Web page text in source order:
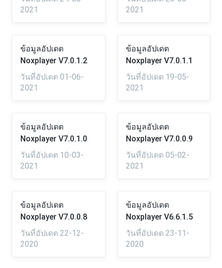
2021
2021
ข้อมูลอัปเดต
Noxplayer V7.0.1.2
วันที่อัปเดต 01-06-
2021
ข้อมูลอัปเดต
Noxplayer V7.0.1.1
วันที่อัปเดต 19-05-
2021
ข้อมูลอัปเดต
Noxplayer V7.0.1.0
วันที่อัปเดต 10-03-
2021
ข้อมูลอัปเดต
Noxplayer V7.0.0.9
วันที่อัปเดต 05-02-
2021
ข้อมูลอัปเดต
Noxplayer V7.0.0.8
วันที่อัปเดต 22-12-
2020
ข้อมูลอัปเดต
Noxplayer V6.6.1.5
วันที่อัปเดต 23-11-
2020